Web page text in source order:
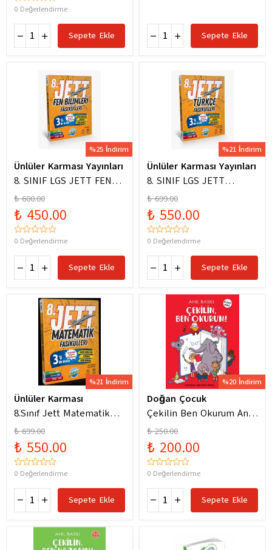
0 Değerlendirme
Sepete Ekle Sepete Ekle
%25 İndirim
Ünlüler Karması Yayınları
8. SINIF LGS JETT FEN
BİLİMLERİ FASİKÜLLERİ
₺ 600.00
₺ 450.00
0 Değerlendirme
Sepete Ekle
%21 İndirim
Ünlüler Karması Yayınları
8. SINIF LGS JETT
TÜRKÇE FASİKÜLLERİ
₺ 699.00
₺ 550.00
0 Değerlendirme
Sepete Ekle
%21 İndirim
Ünlüler Karması
8.Sınıf Jett Matematik
Fasiküller Soru Bankası /
Kolektif / Ünlüler
Karması / 9786256529786
₺ 699.00
₺ 550.00
0 Değerlendirme
Sepete Ekle
%20 İndirim
Doğan Çocuk
Çekilin Ben Okurum Anıl
Basılı Eğlenceli
Hikayeler
₺ 250.00
₺ 200.00
0 Değerlendirme
Sepete Ekle